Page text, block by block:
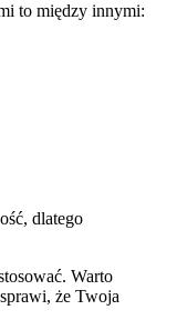
to między innymi:
dlatego
Warto
że Twoja